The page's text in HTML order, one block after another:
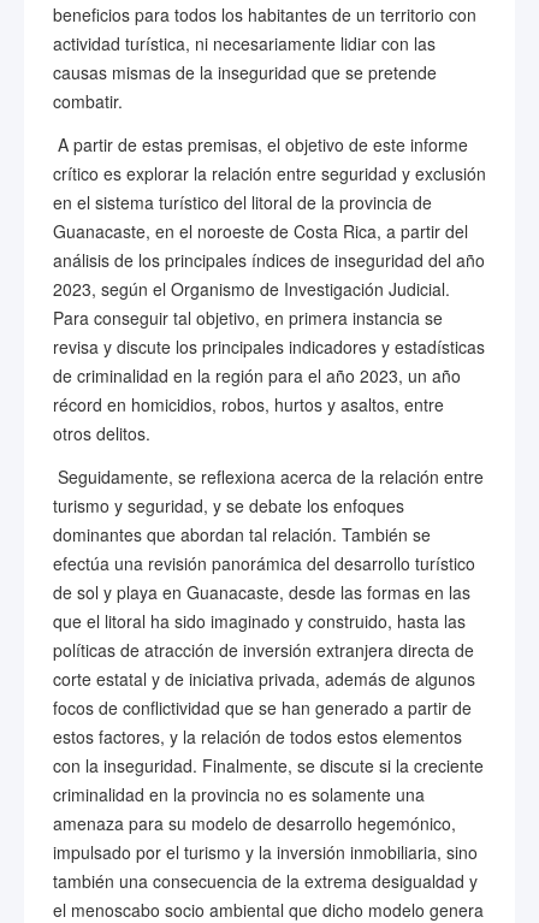
beneficios para todos los habitantes de un territorio con
actividad turística, ni necesariamente lidiar con las
causas mismas de la inseguridad que se pretende
combatir.
A partir de estas premisas, el objetivo de este informe
crítico es explorar la relación entre seguridad y exclusión
en el sistema turístico del litoral de la provincia de
Guanacaste, en el noroeste de Costa Rica, a partir del
análisis de los principales índices de inseguridad del año
2023, según el Organismo de Investigación Judicial.
Para conseguir tal objetivo, en primera instancia se
revisa y discute los principales indicadores y estadísticas
de criminalidad en la región para el año 2023, un año
récord en homicidios, robos, hurtos y asaltos, entre
otros delitos.
Seguidamente, se reflexiona acerca de la relación entre
turismo y seguridad, y se debate los enfoques
dominantes que abordan tal relación. También se
efectúa una revisión panorámica del desarrollo turístico
de sol y playa en Guanacaste, desde las formas en las
que el litoral ha sido imaginado y construido, hasta las
políticas de atracción de inversión extranjera directa de
corte estatal y de iniciativa privada, además de algunos
focos de conflictividad que se han generado a partir de
estos factores, y la relación de todos estos elementos
con la inseguridad. Finalmente, se discute si la creciente
criminalidad en la provincia no es solamente una
amenaza para su modelo de desarrollo hegemónico,
impulsado por el turismo y la inversión inmobiliaria, sino
también una consecuencia de la extrema desigualdad y
el menoscabo socio ambiental que dicho modelo genera